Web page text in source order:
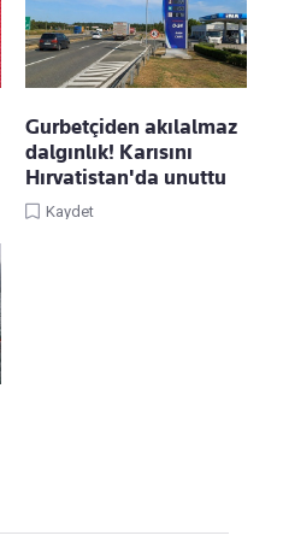
Gurbetçiden akılalmaz
dalgınlık! Karısını
Hırvatistan'da unuttu
Kaydet